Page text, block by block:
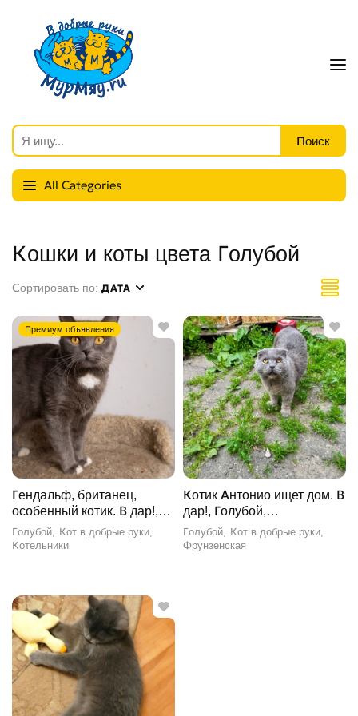
All Categories
Кошки и коты цвета Голубой
Сортировать по: ДАТА
Премиум объявления
Гендальф, британец,
особенный котик. В дар!,
Голубой, Котельники, Кот в
добрые руки
Голубой Кот в добрые руки
Котельники
Котик Антонио ищет дом. В
дар!, Голубой,
Фрунзенская, Кот в
добрые руки
Голубой Кот в добрые руки
Фрунзенская